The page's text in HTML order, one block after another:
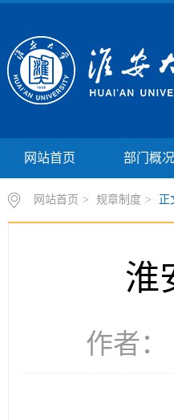
网站首页 部门概况
网站首页 > 规章制度 > 正
淮
作者